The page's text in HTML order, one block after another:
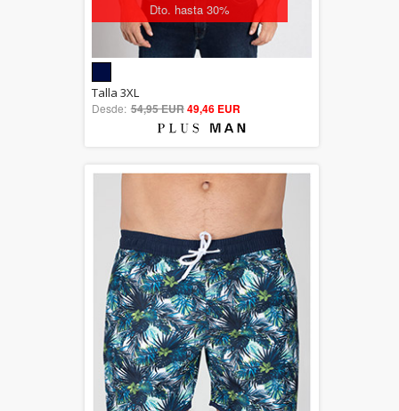
Dto. hasta 30%
out of 5
Talla 3XL
Desde: 54,95 EUR49,46 EUR